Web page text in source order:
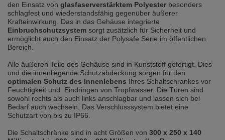
selected one. This website is also available in German. Would you like to
switch to the German version?
Switch to German version Stay on this version
Wir haben erkannt, dass ihr Browser eine andere Sprache als die derzeit
Möchten Sie zur Deutschen Version wechseln?
Zur deutschen Version wechseln Auf dieser Version bleiben
We have detected, that your browser prefers another language than the
selected one. This website is also available in Czech. Would you like to
Switch to Czech version Stay on this version
den Einsatz von glasfaserverstärktem Polyester besonders
schlagfest und wiederstandsfähig gegenüber äußerer
Krafteinwirkung. Das in das Gehäuse integrierte
Einbruchschutzsystem sorgt zusätzlich für Sicherheit und
ermöglicht auch den Einsatz der Polysafe Serie im öffentlichen
Bereich.
Alle äußeren Teile des Gehäuse sind in Kunststoff gefertigt. Dies
und die innenliegende Schutzabdeckung sorgen für den
optimalen Schutz des Innenlebens Ihres Schaltschrankes vor
Feuchtigkeit und Eindringen von Tropfwasser. Die Türen sind
sowohl rechts als auch links anschlagbar und lassen sich bei
Bedarf auch wechseln. Das Verschlusssystem bietet eine
Schutzart von bis zu IP66.
Die Schaltschränke sind in acht Größen von 300 x 250 x 140